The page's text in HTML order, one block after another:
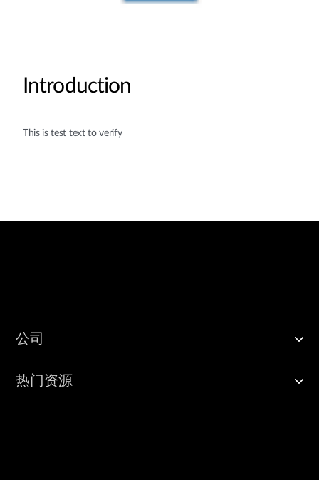
Introduction
This is test text to verify
公司
热门资源